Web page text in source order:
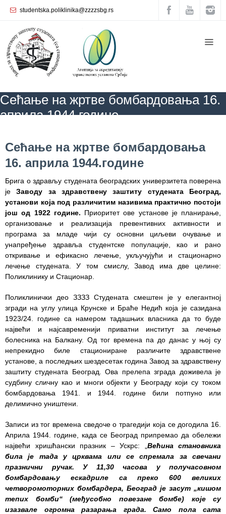
studentska.poliklinika@zzzzsbg.rs
Сећање на жртве бомбардовања 16.
априла 1944.године
Сећање на жртве бомбардовања
16. априла 1944.године
Брига о здрављу студената београдских универзитета поверена
јеЗаводу за здравствену заштиту студената Београд,
установи која под различитим називима практично постоји
још од 1922 године. Приоритет ове установе је планирање,
организовање и реализација превентивних активности и
програма за младе чији су основни циљеви очување и
унапређење здравља студентске популације, као и рано
откривање и ефикасно лечење, укључујући и стационарно
лечење студената. У том смислу, Завод има две целине:
Поликлинику и Стационар.
Поликлинички део ЗЗЗЗ Студената смештен је у елегантној
згради на углу улица Крунске и Браће Недић која је сазидана
1923/24. године са намером тадашњих власника да то буде
највећи и најсавременији приватни институт за лечење
болесника на Балкану. Од тог времена па до данас у њој су
непрекидно биле стациониране различите здравствене
установе, а последњих шездесетак година Завод за здравствену
заштиту студената Београд. Ова прелепа зграда доживела је
судбину сличну као и многи објекти у Београду који су током
бомбардовања 1941. и 1944. године били потпуно или
делимично уништени.
Записи из тог времена сведоче о трагедији која се догодила 16.
Априла 1944. године, када се Београд припремао да обележи
највећи хришћански празник – Ускрс: „ Већина становника
била је тада у црквама или се спремала за свечани
празнични ручак. У 11,30 часова
у получасовном
бомбардовању ескадриле са преко 600 великих
четворомоторних бомбардера, Београд је засут „кишом
тепих бомби“ (међусобно повезане бомбе) које су
изазвале огромна разарања града. Само пола сата
Почетна
O
нама
организација
Служба
опште
медицине
Служба за
здравствену
заштиту
жена
Служба
стоматолошке
здравствене
заштите
Служба за
специјалистичко
консултативну
делатност
Служба за
унапређење
и очување
здравља
Служба за
дијагностику
Стационар
Служба
социјалне
медицине са
информатиком